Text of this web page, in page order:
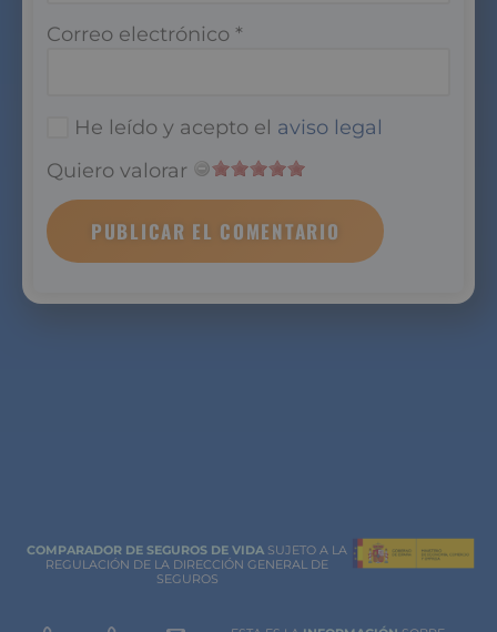
Correo electrónico *
He leído y acepto el aviso legal
Quiero valorar
COMPARADOR DE SEGUROS DE VIDA SUJETO A LA
REGULACIÓN DE LA DIRECCIÓN GENERAL DE
SEGUROS